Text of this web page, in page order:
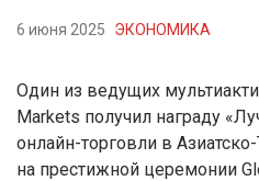
6 июня 2025 ЭКОНОМИКА
Один из ведущих
Markets получил награду
онлайн-торговли в
на престижной церемонии